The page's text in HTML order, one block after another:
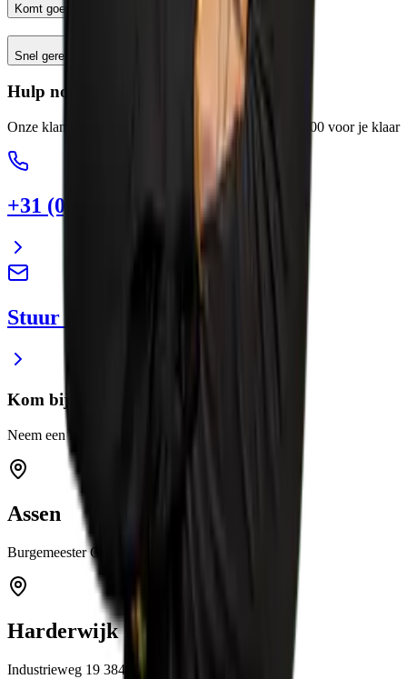
Komt goed
Snel geregeld
Hulp nodig?
Onze klantenservice staat elke werkdag van 8:00-17:00 voor je klaar
+31 (0)88 13 43 600
Stuur ons een e-mail
Kom bij ons langs
Neem een kijkje in een van onze showrooms
Assen
Burgemeester Grollemanweg 12a 9405 TN Assen
Harderwijk
Industrieweg 19 3846 BB Harderwijk